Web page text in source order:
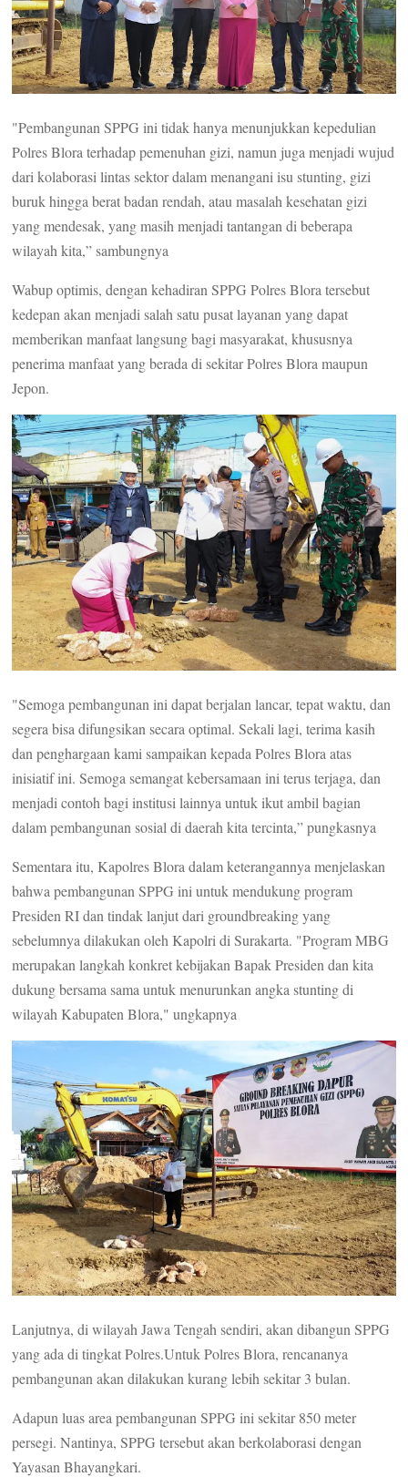
"Pembangunan SPPG ini tidak hanya menunjukkan kepedulian
Polres Blora terhadap pemenuhan gizi, namun juga menjadi wujud
dari kolaborasi lintas sektor dalam menangani isu stunting, gizi
buruk hingga berat badan rendah, atau masalah kesehatan gizi
yang mendesak, yang masih menjadi tantangan di beberapa
wilayah kita,” sambungnya
Wabup optimis, dengan kehadiran SPPG Polres Blora tersebut
kedepan akan menjadi salah satu pusat layanan yang dapat
memberikan manfaat langsung bagi masyarakat, khususnya
penerima manfaat yang berada di sekitar Polres Blora maupun
Jepon.
"Semoga pembangunan ini dapat berjalan lancar, tepat waktu, dan
segera bisa difungsikan secara optimal. Sekali lagi, terima kasih
dan penghargaan kami sampaikan kepada Polres Blora atas
inisiatif ini. Semoga semangat kebersamaan ini terus terjaga, dan
menjadi contoh bagi institusi lainnya untuk ikut ambil bagian
dalam pembangunan sosial di daerah kita tercinta,” pungkasnya
Sementara itu, Kapolres Blora dalam keterangannya menjelaskan
bahwa pembangunan SPPG ini untuk mendukung program
Presiden RI dan tindak lanjut dari groundbreaking yang
sebelumnya dilakukan oleh Kapolri di Surakarta. "Program MBG
merupakan langkah konkret kebijakan Bapak Presiden dan kita
dukung bersama sama untuk menurunkan angka stunting di
wilayah Kabupaten Blora," ungkapnya
Lanjutnya, di wilayah Jawa Tengah sendiri, akan dibangun SPPG
yang ada di tingkat Polres.Untuk Polres Blora, rencananya
pembangunan akan dilakukan kurang lebih sekitar 3 bulan.
Adapun luas area pembangunan SPPG ini sekitar 850 meter
persegi. Nantinya, SPPG tersebut akan berkolaborasi dengan
Yayasan Bhayangkari.